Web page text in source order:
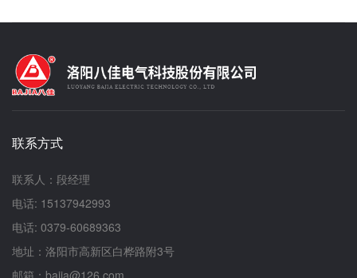
效等，确保在异常情况发生时能够迅速、正确地应
仔细检查，导致在操作过程中设备出现故障，影响
实验的顺利进行。 真空度不足即加热：有些操
废品。 防护意识淡薄：有些操作者在操作过程
中忽视安全防护，如未佩戴防护用品或佩戴不规
不足：面对设备故障或异常情况，有些操作者由于
缺乏经验或培训不足，无法迅速、正确地应对，导
规模生产，但其用作锂离子电池负极材料的研究较
少. 一般软炭(如沥青焦、石油焦等)经过2500?
动、石墨微晶的各向异性特性、石墨层层间的范德
度与材料石墨微晶参数之间的内在关系巳得到系统
研究，而石墨化机理的基础研究较少.本工作以煤
构的影响规律的基础上，深入研究了针状焦的石墨
化机理及其用作锂离子电池负极材料的电极性能和
联系方式
联系人：段经理
电话: 15137942993
电话: 0379-60689363
地址：洛阳市高新区白桦路附3号